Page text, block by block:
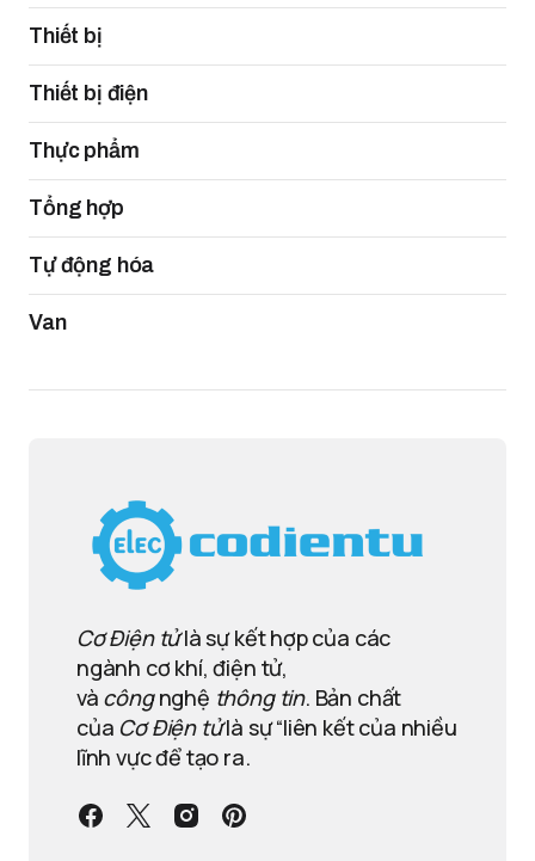
Thiết bị
Thiết bị điện
Thực phẩm
Tổng hợp
Tự động hóa
Van
Cơ Điện tửlà sự kết hợp của các
ngành cơ khí, điện tử,
và côngnghệ thông tin. Bản chất
của Cơ Điện tửlà sự “liên kết của nhiều
lĩnh vực để tạo ra.